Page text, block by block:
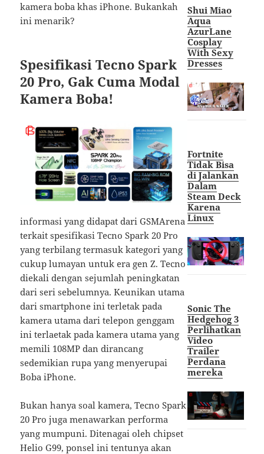
kamera boba khas iPhone. Bukankah
ini menarik?
Spesifikasi Tecno Spark
20 Pro, Gak Cuma Modal
Kamera Boba!
informasi yang didapat dari GSMArena
terkait spesifikasi Tecno Spark 20 Pro
yang terbilang termasuk kategori yang
cukup lumayan untuk era gen Z. Tecno
diekali dengan sejumlah peningkatan
dari seri sebelumnya. Keunikan utama
dari smartphone ini terletak pada
kamera utama dari telepon genggam
ini terlaetak pada kamera utama yang
memili 108MP dan dirancang
sedemikian rupa yang menyerupai
Boba iPhone.
Bukan hanya soal kamera, Tecno Spark
20 Pro juga menawarkan performa
yang mumpuni. Ditenagai oleh chipset
Helio G99, ponsel ini tentunya akan
Shui Miao
Aqua
AzurLane
Cosplay
With Sexy
Dresses
Fortnite
Tidak Bisa
di Jalankan
Dalam
Steam Deck
Karena
Linux
Sonic The
Hedgehog 3
Perlihatkan
Video
Trailer
Perdana
mereka